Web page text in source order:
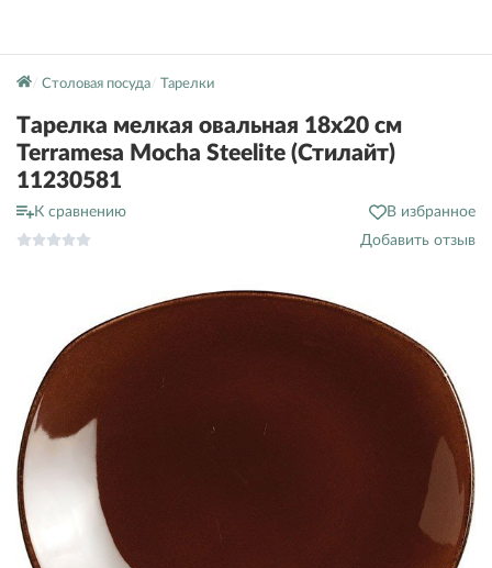
Столовая посуда Тарелки
Тарелка мелкая овальная 18х20 см
Terramesa Mocha Steelite (Стилайт)
11230581
К сравнению
В избранное
Добавить отзыв